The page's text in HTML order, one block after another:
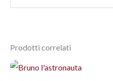
Recensisci
Prodotti correlati